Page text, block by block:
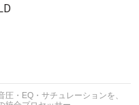
・EQ・サチュレーションを、